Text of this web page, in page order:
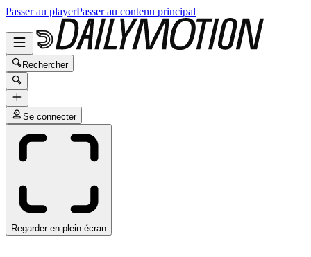
Passer au playerPasser au contenu principal
Rechercher
Se connecter
Regarder en plein écran